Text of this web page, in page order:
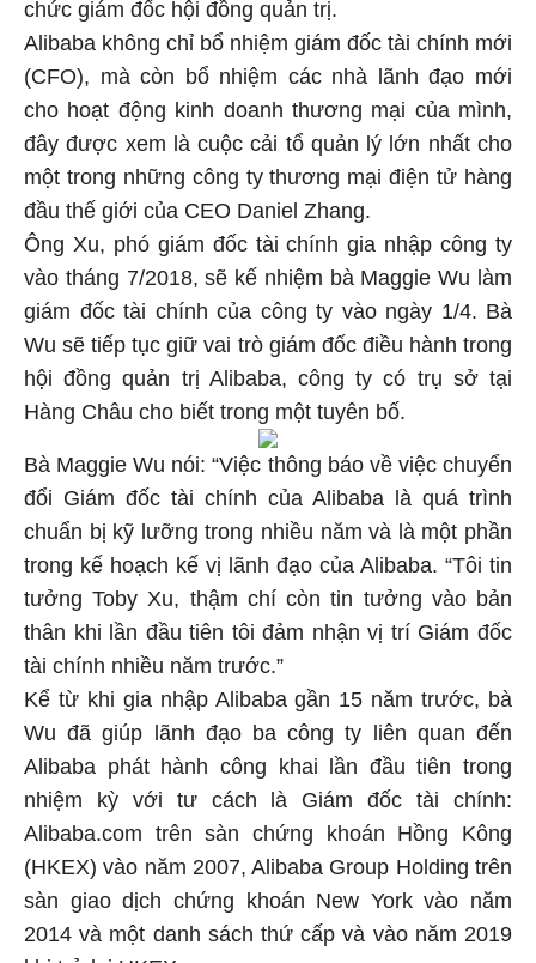
chức giám đốc hội đồng quản trị.
Alibaba không chỉ bổ nhiệm giám đốc tài chính mới
(CFO), mà còn bổ nhiệm các nhà lãnh đạo mới
cho hoạt động kinh doanh thương mại của mình,
đây được xem là cuộc cải tổ quản lý lớn nhất cho
một trong những công ty thương mại điện tử hàng
đầu thế giới của CEO Daniel Zhang.
Ông Xu, phó giám đốc tài chính gia nhập công ty
vào tháng 7/2018, sẽ kế nhiệm bà Maggie Wu làm
giám đốc tài chính của công ty vào ngày 1/4. Bà
Wu sẽ tiếp tục giữ vai trò giám đốc điều hành trong
hội đồng quản trị Alibaba, công ty có trụ sở tại
Hàng Châu cho biết trong một tuyên bố.
Bà Maggie Wu nói: “Việc thông báo về việc chuyển
đổi Giám đốc tài chính của Alibaba là quá trình
chuẩn bị kỹ lưỡng trong nhiều năm và là một phần
trong kế hoạch kế vị lãnh đạo của Alibaba. “Tôi tin
tưởng Toby Xu, thậm chí còn tin tưởng vào bản
thân khi lần đầu tiên tôi đảm nhận vị trí Giám đốc
tài chính nhiều năm trước.”
Kể từ khi gia nhập Alibaba gần 15 năm trước, bà
Wu đã giúp lãnh đạo ba công ty liên quan đến
Alibaba phát hành công khai lần đầu tiên trong
nhiệm kỳ với tư cách là Giám đốc tài chính:
Alibaba.com trên sàn chứng khoán Hồng Kông
(HKEX) vào năm 2007, Alibaba Group Holding trên
sàn giao dịch chứng khoán New York vào năm
2014 và một danh sách thứ cấp và vào năm 2019